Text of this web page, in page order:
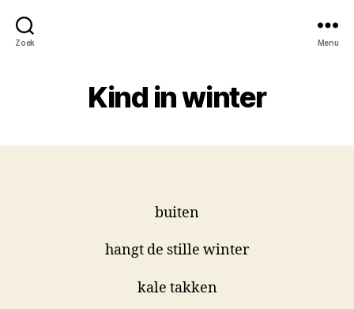
Zoek Menu
Kind in winter
buiten
hangt de stille winter
kale takken